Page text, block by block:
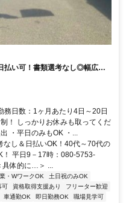
払い可！書類選考なし◎幅広い
務日数：1ヶ月あたり4日～20日
！ しっかりお休みも取ってくだ
・平日のみもOK ・...
なし＆日払いOK！40代～70代の
！ 平日9－17時：080-5753-
具体的に…＞ ...
・WワークOK
土日祝のみOK
可 資格取得支援あり
フリーター歓迎
車通勤OK 即日勤務OK
職場見学可